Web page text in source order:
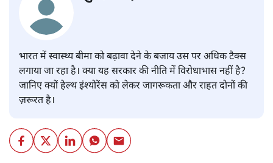
भारत में स्वास्थ्य बीमा को बढ़ावा देने के बजाय उस पर अधिक टैक्स
लगाया जा रहा है। क्या यह सरकार की नीति में विरोधाभास नहीं है?
जानिए क्यों हेल्थ इंश्योरेंस को लेकर जागरूकता और राहत दोनों की
ज़रूरत है।